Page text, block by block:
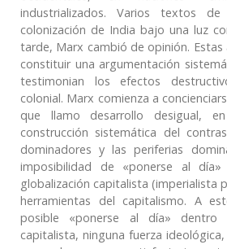
industrializados. Varios textos
colonización de India bajo una luz
tarde, Marx cambió de opinión. Estas
constituir una argumentación
testimonian los efectos
colonial. Marx comienza a
que llamo desarrollo desigual,
construcción sistemática del
dominadores y las periferias
imposibilidad de «ponerse al
globalización capitalista (imperialista
herramientas del capitalismo. A
posible «ponerse al día» dentro
capitalista, ninguna fuerza